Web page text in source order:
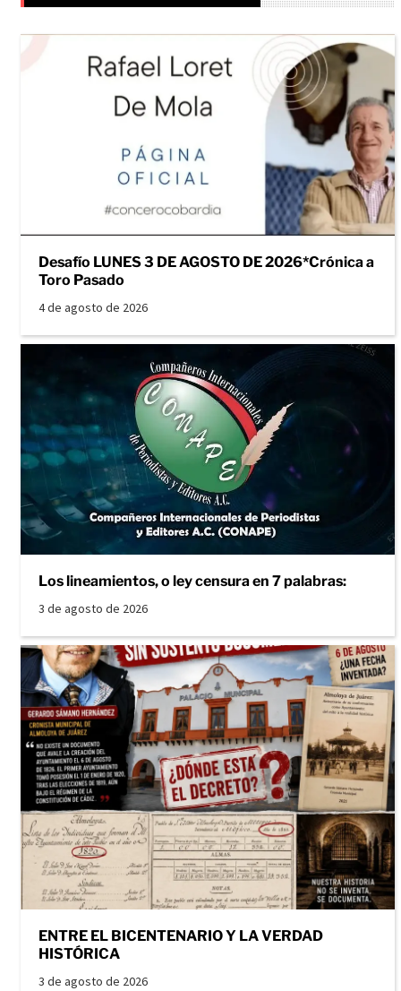
Desafío LUNES 3 DE AGOSTO DE 2026*Crónica a
Toro Pasado
4 de agosto de 2026
Los lineamientos, o ley censura en 7 palabras:
3 de agosto de 2026
ENTRE EL BICENTENARIO Y LA VERDAD
HISTÓRICA
3 de agosto de 2026